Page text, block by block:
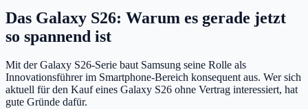
Das Galaxy S26: Warum es gerade jetzt
so spannend ist
Mit der Galaxy S26-Serie baut Samsung seine Rolle als
Innovationsführer im Smartphone-Bereich konsequent aus. Wer sich
aktuell für den Kauf eines Galaxy S26 ohne Vertrag interessiert, hat
gute Gründe dafür.